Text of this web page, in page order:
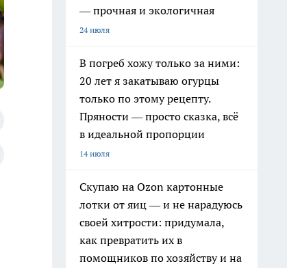
— прочная и экологичная
24 июля
В погреб хожу только за ними:
20 лет я закатываю огурцы
только по этому рецепту.
Пряности — просто сказка, всё
в идеальной пропорции
14 июля
Скупаю на Ozon картонные
лотки от яиц — и не нарадуюсь
своей хитрости: придумала,
как превратить их в
помощников по хозяйству и на